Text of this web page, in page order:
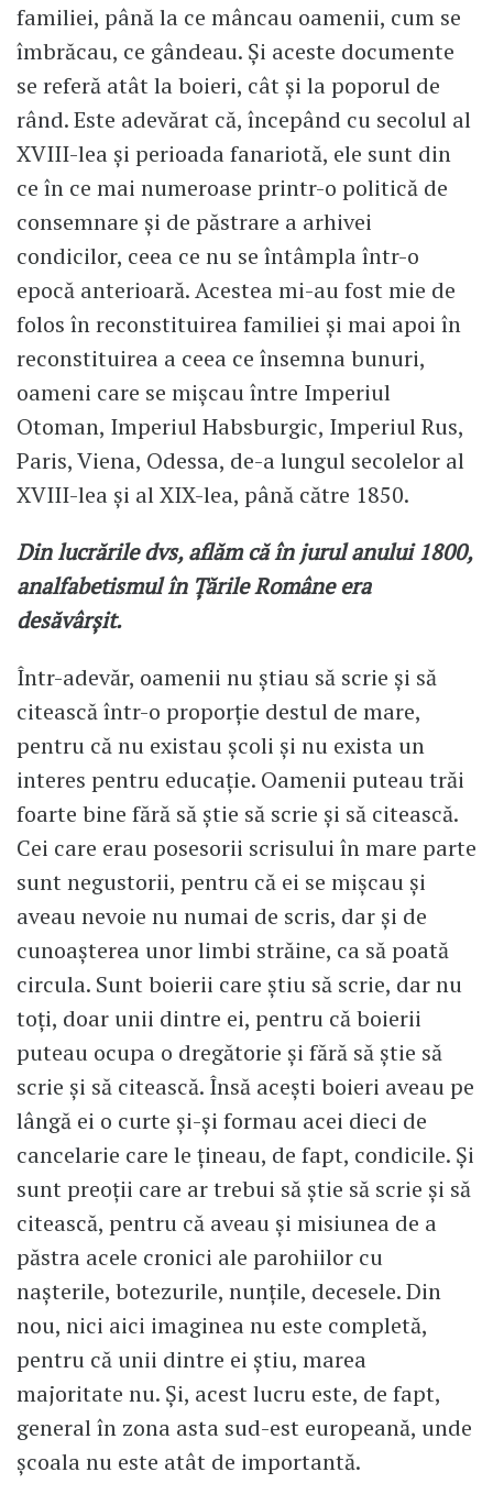
familiei, până la ce mâncau oamenii, cum se
îmbrăcau, ce gândeau. Și aceste documente
se referă atât la boieri, cât și la poporul de
rând. Este adevărat că, începând cu secolul al
XVIII-lea și perioada fanariotă, ele sunt din
ce în ce mai numeroase printr-o politică de
consemnare și de păstrare a arhivei
condicilor, ceea ce nu se întâmpla într-o
epocă anterioară. Acestea mi-au fost mie de
folos în reconstituirea familiei și mai apoi în
reconstituirea a ceea ce însemna bunuri,
oameni care se mișcau între Imperiul
Otoman, Imperiul Habsburgic, Imperiul Rus,
Paris, Viena, Odessa, de-a lungul secolelor al
XVIII-lea şi al XIX-lea, până către 1850.
Din lucrările dvs, aflăm că în jurul anului 1800,
analfabetismul în Țările Române era
desăvârșit.
Într-adevăr, oamenii nu știau să scrie și să
citească într-o proporție destul de mare,
pentru că nu existau școli și nu exista un
interes pentru educație. Oamenii puteau trăi
foarte bine fără să știe să scrie și să citească.
Cei care erau posesorii scrisului în mare parte
sunt negustorii, pentru că ei se mișcau și
aveau nevoie nu numai de scris, dar și de
cunoașterea unor limbi străine, ca să poată
circula. Sunt boierii care știu să scrie, dar nu
toți, doar unii dintre ei, pentru că boierii
puteau ocupa o dregătorie și fără să știe să
scrie și să citească. Însă acești boieri aveau pe
lângă ei o curte și-și formau acei dieci de
cancelarie care le țineau, de fapt, condicile. Și
sunt preoții care ar trebui să știe să scrie și să
citească, pentru că aveau și misiunea de a
păstra acele cronici ale parohiilor cu
nașterile, botezurile, nunțile, decesele. Din
nou, nici aici imaginea nu este completă,
pentru că unii dintre ei știu, marea
majoritate nu. Și, acest lucru este, de fapt,
general în zona asta sud-est europeană, unde
școala nu este atât de importantă.